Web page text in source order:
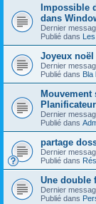
Impossible
dans
Dernier
Publié dans
Joyeux noël
Dernier
Publié dans Bla
Mouvement
Dernier
Publié dans
partage
Dernier
Publié dans
Une double
Dernier
Publié dans